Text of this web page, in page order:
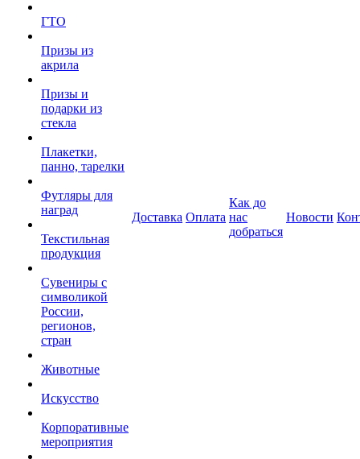
ГТО
Призы из
акрила
Призы и
подарки из
стекла
Плакетки,
панно, тарелки
Футляры для
наград
Текстильная
продукция
Сувениры с
символикой
России,
регионов,
стран
Животные
Искусство
Корпоративные
мероприятия
Доставка Оплата
Как до
нас
добраться
Новости